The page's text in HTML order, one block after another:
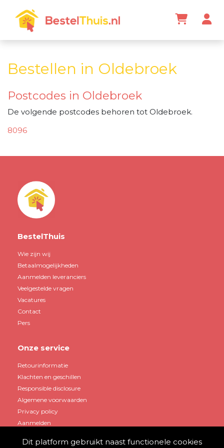
Bestellen in Oldebroek
Postcodes in Oldebroek
De volgende postcodes behoren tot Oldebroek.
8096
BestelThuis
Wie zijn wij
Betaalmogelijkheden
Aanmelden leveranciers
Veelgestelde vragen
Vacatures
Contact
Pers
Onze service
Retourinformatie
Klachten en geschillen
Responsible disclosure
Algemene voorwaarden
Privacy policy
Aanmelden
Dit platform gebruikt naast functionele cookies